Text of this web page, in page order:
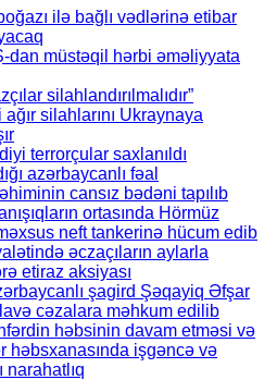
ilə bağlı vədlərinə etibar
dan müstəqil hərbi əməliyyata
silahlandırılmalıdır”
silahlarını Ukraynaya
terrorçular saxlanıldı
azərbaycanlı fəal
cansız bədəni tapılıb
ortasında Hörmüz
neft tankerinə hücum edib
əczaçıların aylarla
etiraz aksiyası
şagird Şəqayiq Əfşar
cəzalara məhkum edilib
həbsinin davam etməsi və
həbsxanasında işgəncə və
narahatlıq